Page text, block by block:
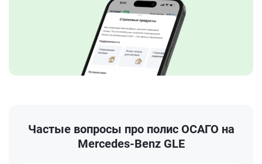
Частые вопросы про полис ОСАГО на
Mercedes-Benz GLE